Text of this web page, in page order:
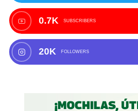
0.7K SUBSCRIBERS
20K FOLLOWERS